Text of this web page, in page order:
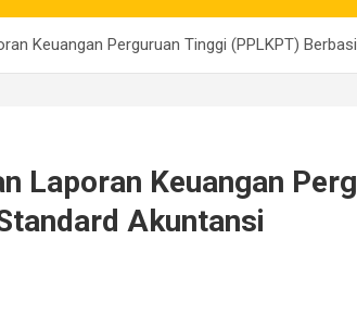
Keuangan Perguruan Tinggi (PPLKPT)
Laporan Keuangan
Akuntansi